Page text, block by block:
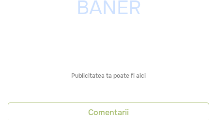
Publicitatea ta poate fi aici
Comentarii